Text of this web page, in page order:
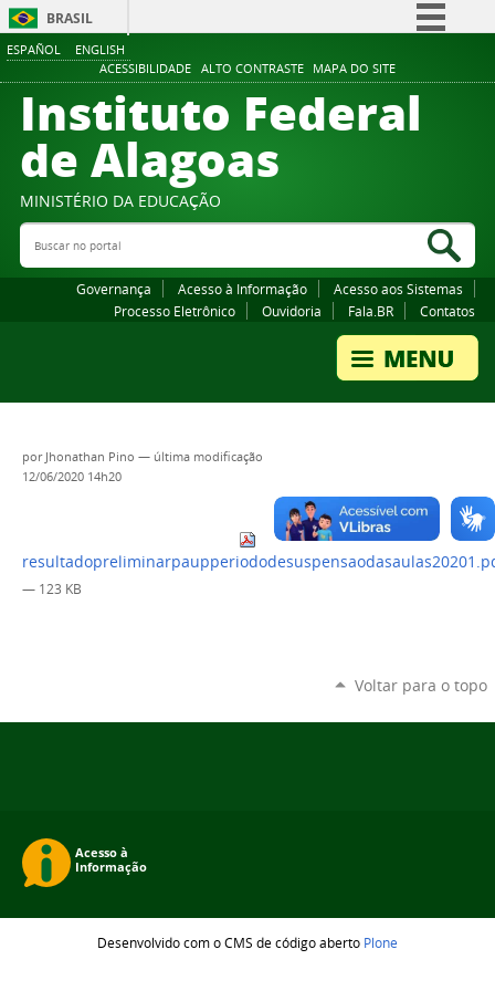
ESPAÑOL ENGLISH
ACESSIBILIDADE ALTO CONTRASTE MAPA DO SITE
BRASIL
Comunica BR
Participe
Canais
Instituto Federal
de Alagoas
MINISTÉRIO DA EDUCAÇÃO
Buscar no portal
Governança Acesso à Informação
Acesso aos Sistemas
Processo Eletrônico
Ouvidoria Fala.BR Contatos
por Jhonathan Pino — última modificação
12/06/2020 14h20
— 123 KB
Voltar para o topo
Desenvolvido com o CMS de código aberto Plone